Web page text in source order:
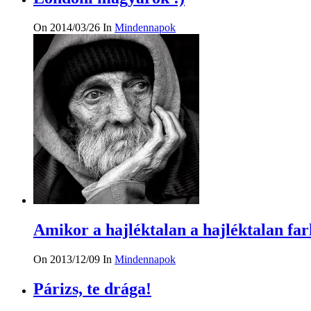
On 2014/03/26 In Mindennapok
Amikor a hajléktalan a hajléktalan
On 2013/12/09 In Mindennapok
Párizs, te drága!